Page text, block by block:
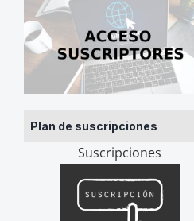
Plan de suscripciones
Suscripciones